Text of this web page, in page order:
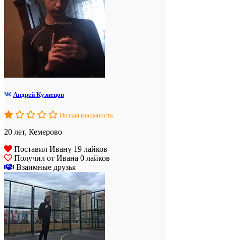
Андрей Кузнецов
Низкая взаимность
20 лет, Кемерово
Поставил Ивану 19 лайков
Получил от Ивана 0 лайков
Взаимные друзья